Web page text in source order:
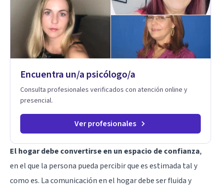
Encuentra un/a psicólogo/a
Consulta profesionales verificados con atención online y
presencial.
Ver profesionales
El hogar debe convertirse en un espacio de confianza,
en el que la persona pueda percibir que es estimada tal y
como es. La comunicación en el hogar debe ser fluida y